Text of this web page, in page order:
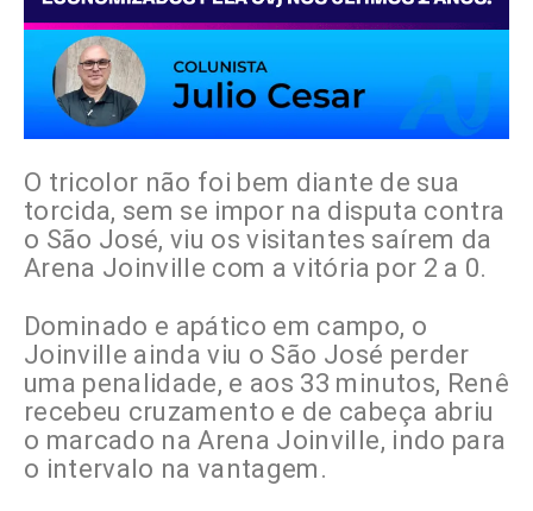
O tricolor não foi bem diante de sua
torcida, sem se impor na disputa contra
o São José, viu os visitantes saírem da
Arena Joinville com a vitória por 2 a 0.
Dominado e apático em campo, o
Joinville ainda viu o São José perder
uma penalidade, e aos 33 minutos, Renê
recebeu cruzamento e de cabeça abriu
o marcado na Arena Joinville, indo para
o intervalo na vantagem.